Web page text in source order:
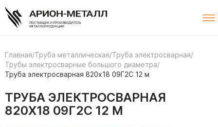
Главная/Труба металлическая/Труба электросварная/
Трубы электросварные большого диаметра/
Труба электросварная 820х18 09Г2С 12 м
ТРУБА ЭЛЕКТРОСВАРНАЯ
820Х18 09Г2С 12 М